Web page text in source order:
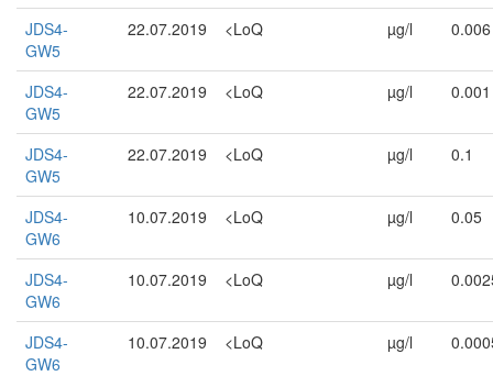
JDS4-
GW5
22.07.2019 <LoQ µg/l 0.006
JDS4-
GW5
22.07.2019 <LoQ µg/l 0.001
JDS4-
GW5
22.07.2019 <LoQ µg/l 0.1
JDS4-
GW6
10.07.2019 <LoQ µg/l 0.05
JDS4-
GW6
10.07.2019 <LoQ µg/l
JDS4-
GW6
10.07.2019 <LoQ µg/l